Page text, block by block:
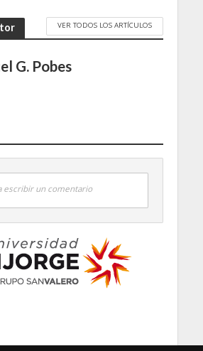
VER TODOS LOS ARTÍCULOS
G. Pobes
escribir un comentario